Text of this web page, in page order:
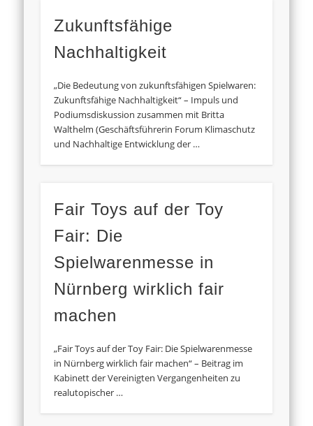
Zukunftsfähige
Nachhaltigkeit
„Die Bedeutung von zukunftsfähigen Spielwaren:
Zukunftsfähige Nachhaltigkeit“ – Impuls und
Podiumsdiskussion zusammen mit Britta
Walthelm (Geschäftsführerin Forum Klimaschutz
und Nachhaltige Entwicklung der …
Fair Toys auf der Toy
Fair: Die
Spielwarenmesse in
Nürnberg wirklich fair
machen
„Fair Toys auf der Toy Fair: Die Spielwarenmesse
in Nürnberg wirklich fair machen“ – Beitrag im
Kabinett der Vereinigten Vergangenheiten zu
realutopischer …